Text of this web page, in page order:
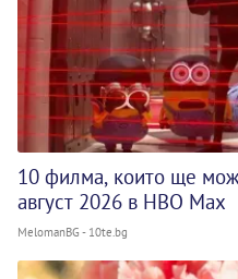
10 филма, които ще
август 2026 в HBO Max
MelomanBG - 10te.bg